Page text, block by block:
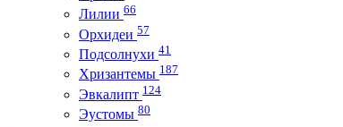
Лилии 66
Орхидеи 57
Подсолнухи 41
Хризантемы 187
Эвкалипт 124
Эустомы 80